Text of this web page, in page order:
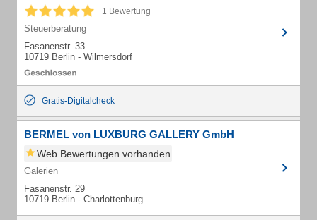
1 Bewertung
Steuerberatung
Fasanenstr. 33
10719 Berlin - Wilmersdorf
Gratis-Digitalcheck
BERMEL von LUXBURG GALLERY GmbH
Web Bewertungen vorhanden
Galerien
Fasanenstr. 29
10719 Berlin - Charlottenburg